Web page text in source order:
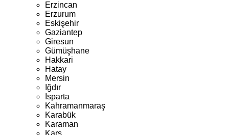
Erzincan
Erzurum
Eskişehir
Gaziantep
Giresun
Gümüşhane
Hakkari
Hatay
Mersin
Iğdır
Isparta
Kahramanmaraş
Karabük
Karaman
Kars